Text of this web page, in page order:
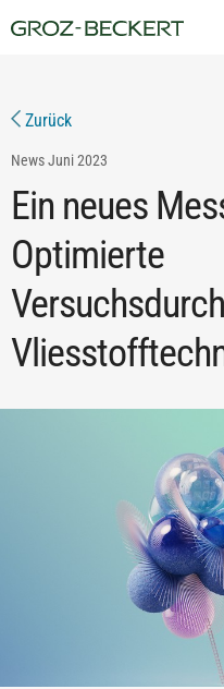
Zurück
NewsJuni 2023
Ein neues
Optimierte